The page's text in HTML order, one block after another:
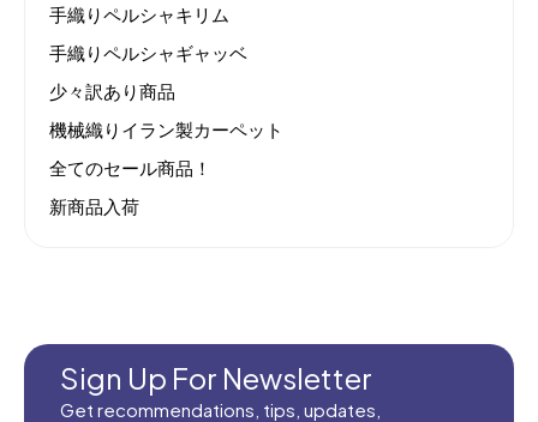
手織りペルシャキリム
手織りペルシャギャッベ
少々訳あり商品
機械織りイラン製カーペット
全てのセール商品！
新商品入荷
Sign Up For Newsletter
Get recommendations, tips, updates,